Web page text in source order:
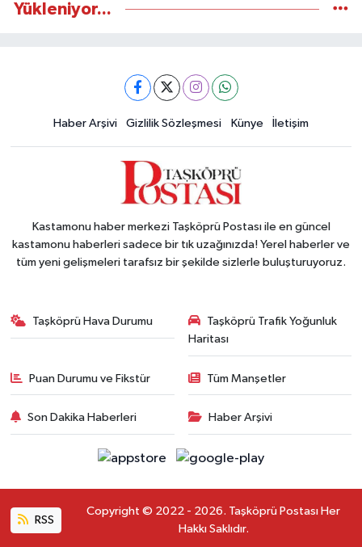
Yükleniyor...
Haber Arşivi Gizlilik Sözleşmesi Künye İletişim
Kastamonu haber merkezi Taşköprü Postası ile en güncel
kastamonu haberleri sadece bir tık uzağınızda! Yerel haberler ve
tüm yeni gelişmeleri tarafsız bir şekilde sizlerle buluşturuyoruz.
Taşköprü Hava Durumu
Taşköprü Trafik Yoğunluk
Haritası
Puan Durumu ve Fikstür Tüm Manşetler
Son Dakika Haberleri Haber Arşivi
RSS
Copyright © 2022 - 2026. Taşköprü Postası Her
Hakkı Saklıdır.